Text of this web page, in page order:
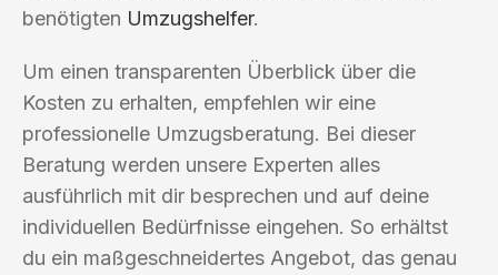
benötigten Umzugshelfer.
Um einen transparenten Überblick über die
Kosten zu erhalten, empfehlen wir eine
professionelle Umzugsberatung. Bei dieser
Beratung werden unsere Experten alles
ausführlich mit dir besprechen und auf deine
individuellen Bedürfnisse eingehen. So erhältst
du ein maßgeschneidertes Angebot, das genau